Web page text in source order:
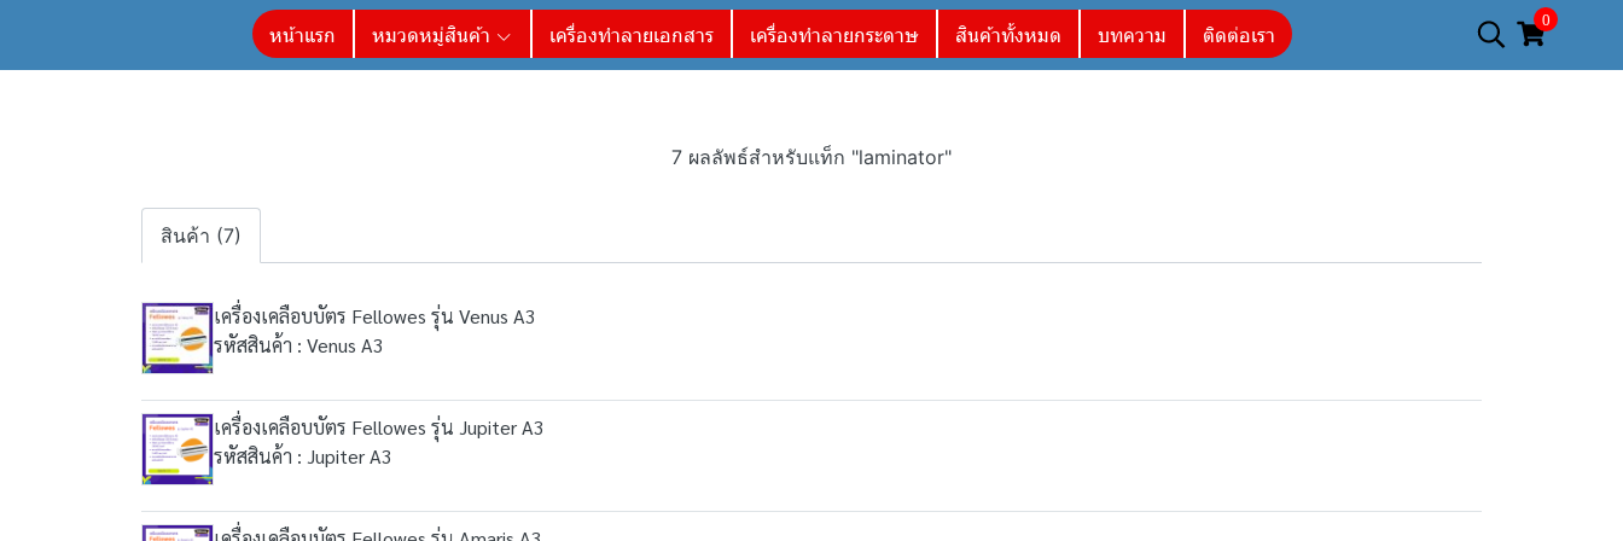
หน้าแรก หมวดหมู่สินค้า เครื่องทำลายเอกสาร เครื่องทำลายกระดาษ สินค้าทั้งหมด บทความ ติดต่อเรา 0
7 ผลลัพธ์สำหรับแท็ก "laminator"
สินค้า (7)
เครื่องเคลือบบัตร Fellowes รุ่น Venus A3
รหัสสินค้า : Venus A3
เครื่องเคลือบบัตร Fellowes รุ่น Jupiter A3
รหัสสินค้า : Jupiter A3